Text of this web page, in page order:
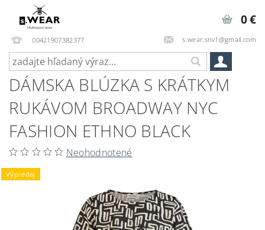
00421907382377 s.wear.snv1@gmail.com
0 €
DÁMSKA BLÚZKA S KRÁTKYM
RUKÁVOM BROADWAY NYC
FASHION ETHNO BLACK
Neohodnotené
Výpredaj